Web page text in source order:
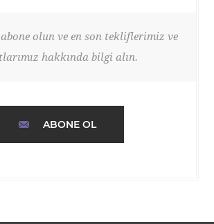
olun ve en son tekliflerimiz ve
hakkında bilgi alın.
ABONE OL